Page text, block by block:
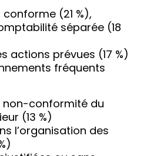
(21 %),
séparée (18
actions prévues (17 %)
fréquents
non-conformité du
(13 %)
l’organisation des